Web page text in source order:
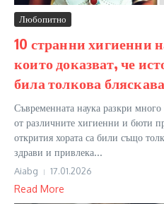
Любопитно
10 странни хигиенни
които доказват, че
била толкова бляскава
Съвременната наука разкри
от различните хигиенни и бюти
открития хората са били също
здрави и привлека...
Aiabg 17.01.2026
Read More